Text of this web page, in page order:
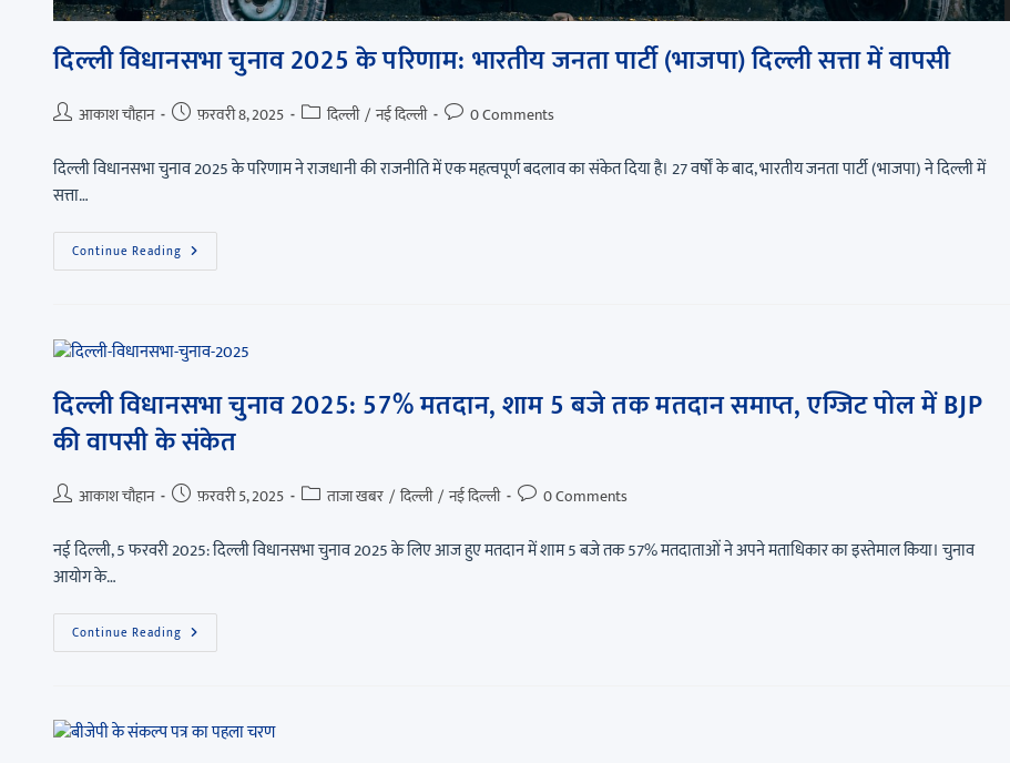
दिल्ली विधानसभा चुनाव 2025 के परिणाम: भारतीय जनता पार्टी (भाजपा) दिल्ली सत्ता में वापसी
आकाश चौहान फ़रवरी 8, 2025 दिल्ली / नई दिल्ली 0 Comments
दिल्ली विधानसभा चुनाव 2025 के परिणाम ने राजधानी की राजनीति में एक महत्वपूर्ण बदलाव का संकेत दिया है। 27 वर्षों के बाद, भारतीय जनता पार्टी (भाजपा) ने दिल्ली में
सत्ता…
Continue Reading
दिल्ली विधानसभा चुनाव 2025: 57% मतदान, शाम 5 बजे तक मतदान समाप्त, एग्जिट पोल में BJP
की वापसी के संकेत
आकाश चौहान फ़रवरी 5, 2025 ताजा खबर / दिल्ली / नई दिल्ली 0 Comments
नई दिल्ली, 5 फरवरी 2025: दिल्ली विधानसभा चुनाव 2025 के लिए आज हुए मतदान में शाम 5 बजे तक 57% मतदाताओं ने अपने मताधिकार का इस्तेमाल किया। चुनाव
आयोग के…
Continue Reading